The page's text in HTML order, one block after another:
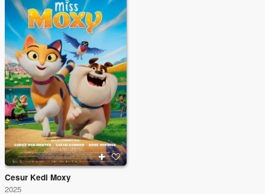
Cesur Kedi Moxy
2025